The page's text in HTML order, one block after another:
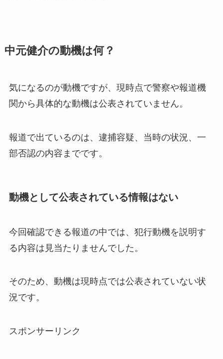
中元健介の動機は何？
気になるのが動機ですが、現時点で警察や報道機
関から具体的な動機は公表されていません。
報道で出ているのは、逮捕容疑、当時の状況、一
部否認の内容までです。
動機として公表されている情報はない
今回確認できる報道の中では、犯行動機を説明す
る内容は見当たりませんでした。
そのため、動機は現時点では公表されていない状
況です。
スポンサーリンク